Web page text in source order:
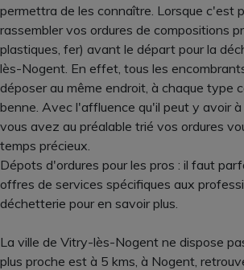
permettra de les connaître. Lorsque c'est
rassembler vos ordures de compositions
plastiques, fer) avant le départ pour la
lès-Nogent. En effet, tous les
déposer au même endroit, à chaque type
benne. Avec l'affluence qu'il peut y avoir
vous avez au préalable trié vos ordures
temps précieux.
Dépots d'ordures pour les pros : il faut
offres de services spécifiques aux
déchetterie pour en savoir plus.
La ville de Vitry-lès-Nogent ne dispose
plus proche est à 5 kms, à Nogent,